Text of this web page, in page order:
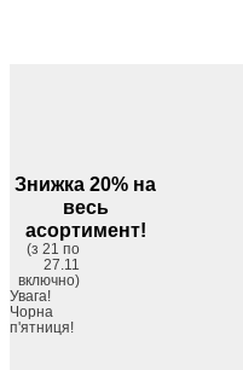
Знижка 20% на
весь
асортимент!
(з 21 по
27.11
включно)
Увага!
Чорна
п'ятниця!